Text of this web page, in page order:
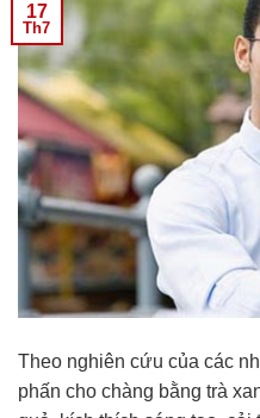
17
Th7
Theo nghiên cứu của các
phấn cho chàng bằng trà